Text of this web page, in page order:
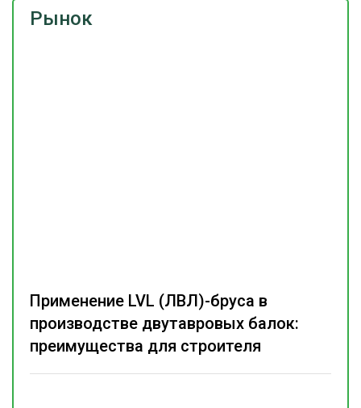
Рынок
Применение LVL (ЛВЛ)-бруса в
производстве двутавровых балок:
преимущества для строителя